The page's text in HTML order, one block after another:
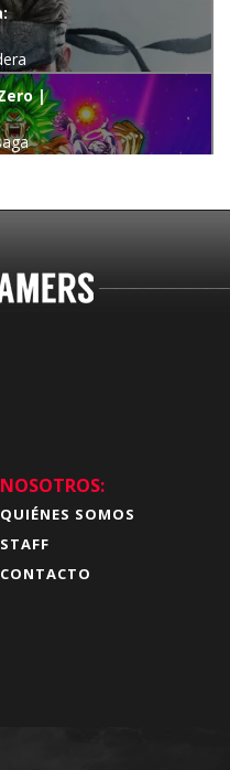
|
NOSOTROS:
QUIÉNES SOMOS
STAFF
CONTACTO